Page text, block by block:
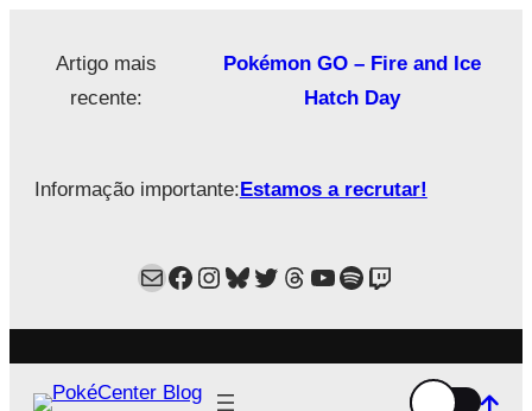
Artigo mais
recente:
Pokémon GO – Fire and Ice
Hatch Day
Informação importante:Estamos a recrutar!
MailFacebook
Instagram
Bluesky
Twitter
Estamos no Threads!
YouTube
Spotify
Twitch